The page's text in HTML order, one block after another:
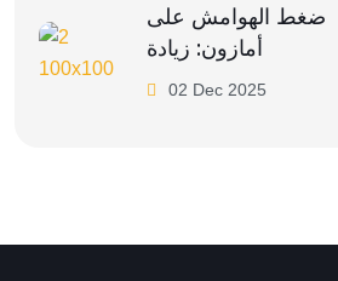
ضغط الهوامش على
أمازون: زيادة
02 Dec 2025